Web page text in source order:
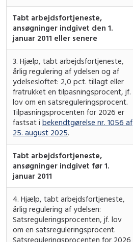
Tabt arbejdsfortjeneste,
ansøgninger indgivet den 1.
januar 2011 eller senere
3. Hjælp, tabt arbejdsfortjeneste,
årlig regulering af ydelsen og af
ydelsesloftet: 2,0 pct. tillagt eller
fratrukket en tilpasningsprocent, jf.
lov om en satsreguleringsprocent.
Tilpasningsprocenten for 2026 er
fastsat i bekendtgørelse nr. 1056 af
25. august 2025.
Tabt arbejdsfortjeneste,
ansøgninger indgivet før 1.
januar 2011
4. Hjælp, tabt arbejdsfortjeneste,
årlig regulering af ydelsen:
Satsreguleringsprocenten, jf. lov
om en satsreguleringsprocent.
Satsreguleringsprocenten for 2026